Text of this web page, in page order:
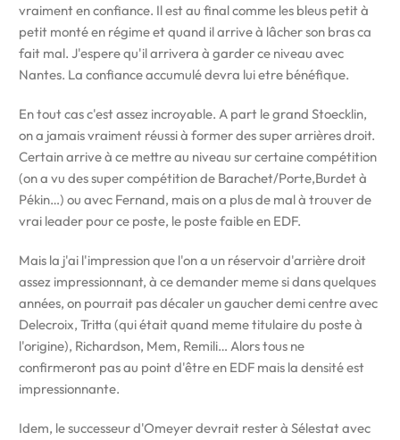
vraiment en confiance. Il est au final comme les bleus petit à
petit monté en régime et quand il arrive à lâcher son bras ca
fait mal. J'espere qu'il arrivera à garder ce niveau avec
Nantes. La confiance accumulé devra lui etre bénéfique.
En tout cas c'est assez incroyable. A part le grand Stoecklin,
on a jamais vraiment réussi à former des super arrières droit.
Certain arrive à ce mettre au niveau sur certaine compétition
(on a vu des super compétition de Barachet/Porte,Burdet à
Pékin…) ou avec Fernand, mais on a plus de mal à trouver de
vrai leader pour ce poste, le poste faible en EDF.
Mais la j'ai l'impression que l'on a un réservoir d'arrière droit
assez impressionnant, à ce demander meme si dans quelques
années, on pourrait pas décaler un gaucher demi centre avec
Delecroix, Tritta (qui était quand meme titulaire du poste à
l'origine), Richardson, Mem, Remili… Alors tous ne
confirmeront pas au point d'être en EDF mais la densité est
impressionnante.
Idem, le successeur d'Omeyer devrait rester à Sélestat avec